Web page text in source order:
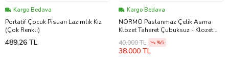
Kargo Bedava
Portatif Çocuk Pisuarı Lazımlık Kız
(Çok Renkli)
489,26 TL
Kargo Bedava
NORMO Paslanmaz Çelik Asma
Klozet Taharet Çubuksuz - Klozet
Kapaklı - Bas Butonlu
370x580x350mm
40.000 TL %5
38.000 TL